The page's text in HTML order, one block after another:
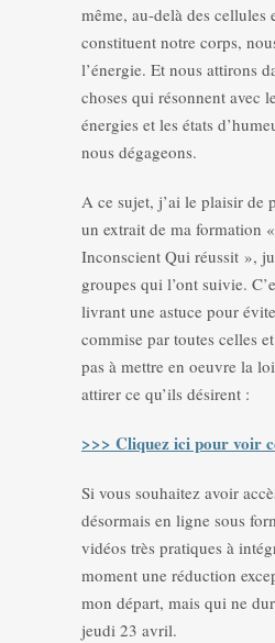
même, au-delà des cellules
constituent notre corps,
l’énergie. Et nous attirons
choses qui résonnent avec
énergies et les états
nous dégageons.
A ce sujet, j’ai le plaisir de
un extrait de ma formation
Inconscient Qui réussit »,
groupes qui l’ont suivie.
livrant une astuce pour
commise par toutes celles
pas à mettre en oeuvre la
attirer ce qu’ils désirent :
>>> Cliquez ici pour voir
Si vous souhaitez avoir
désormais en ligne sous
vidéos très pratiques à
moment une réduction
mon départ, mais qui ne
jeudi 23 avril.